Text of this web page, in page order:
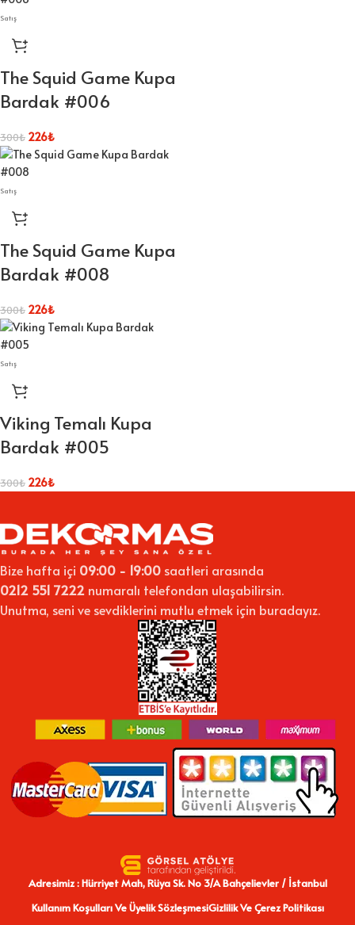
Satış
The Squid Game Kupa
Bardak #006
300₺ 226₺
Satış
The Squid Game Kupa
Bardak #008
300₺ 226₺
Satış
Viking Temalı Kupa
Bardak #005
300₺ 226₺
Bize hafta içi 09:00 - 19:00 saatleri arasında
0212 551 7222 numaralı telefondan ulaşabilirsin.
Unutma, seni ve sevdiklerini mutlu etmek için buradayız.
Adresimiz : Hürriyet Mah, Rüya Sk. No 3/A Bahçelievler / İstanbul
Kullanım Koşulları Ve Üyelik SözleşmesiGizlilik Ve Çerez Politikası